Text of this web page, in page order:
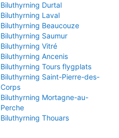
Biluthyrning Durtal
Biluthyrning Laval
Biluthyrning Beaucouze
Biluthyrning Saumur
Biluthyrning Vitré
Biluthyrning Ancenis
Biluthyrning Tours flygplats
Biluthyrning Saint-Pierre-des-
Corps
Biluthyrning Mortagne-au-
Perche
Biluthyrning Thouars